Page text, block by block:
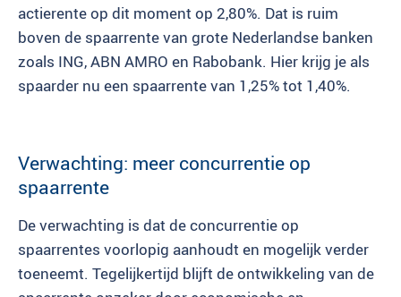
actierente op dit moment op 2,80%. Dat is ruim
boven de spaarrente van grote Nederlandse banken
zoals ING, ABN AMRO en Rabobank. Hier krijg je als
spaarder nu een spaarrente van 1,25% tot 1,40%.
Verwachting: meer concurrentie op
spaarrente
De verwachting is dat de concurrentie op
spaarrentes voorlopig aanhoudt en mogelijk verder
toeneemt. Tegelijkertijd blijft de ontwikkeling van de